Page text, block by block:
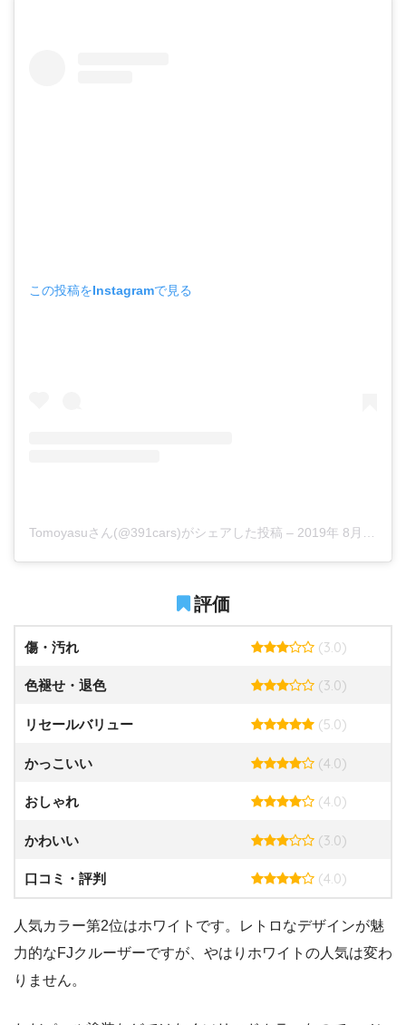
この投稿をInstagramで見る
Tomoyasuさん(@391cars)がシェアした投稿 – 2019年 8月月25日午後8時28分PDT
評価
傷・汚れ (3.0)
色褪せ・退色 (3.0)
リセールバリュー (5.0)
かっこいい (4.0)
おしゃれ (4.0)
かわいい (3.0)
口コミ・評判 (4.0)
人気カラー第2位はホワイトです。レトロなデザインが魅
力的なFJクルーザーですが、やはりホワイトの人気は変わ
りません。